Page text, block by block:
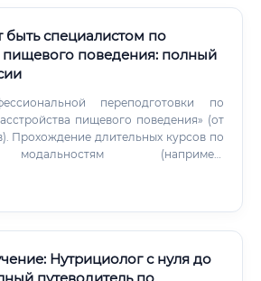
специалистом по
пищевого поведения: полный
переподготовки по
пищевого поведения» (от
Прохождение длительных курсов по
(например,
Disorders or институтов-партнеров).
Нутрициолог с нуля до